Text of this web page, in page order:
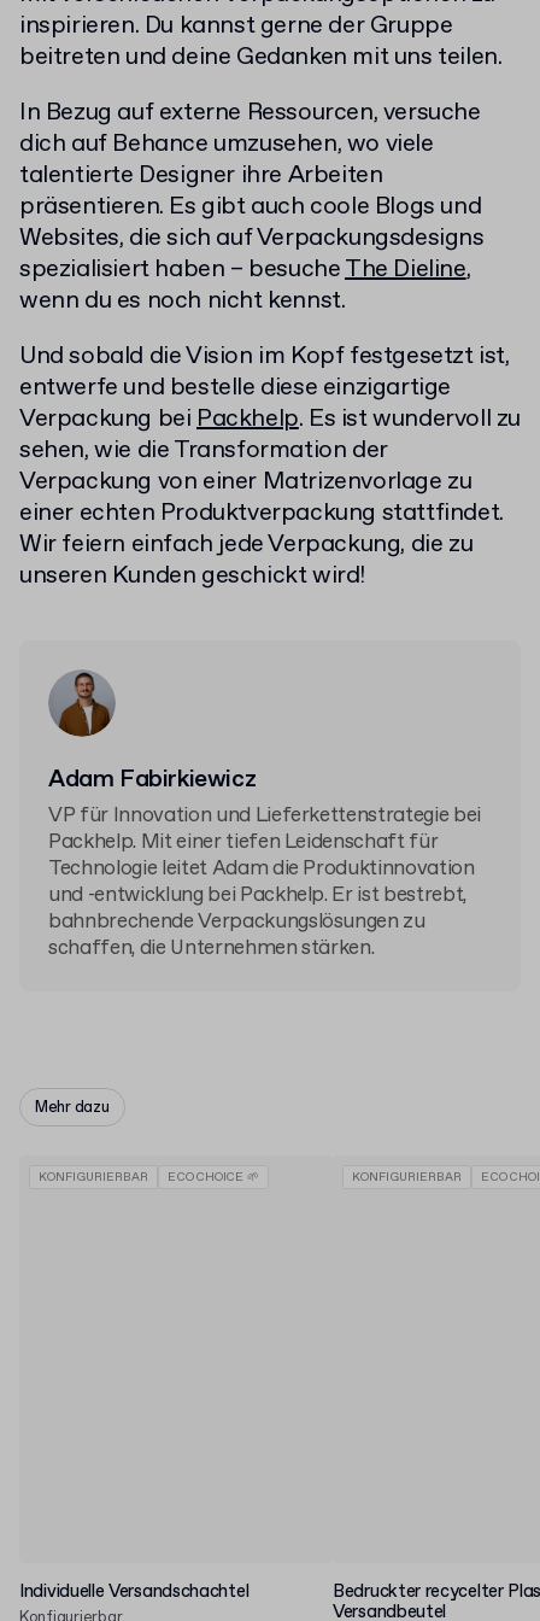
inspirieren. Du kannst gerne der Gruppe
beitreten und deine Gedanken mit uns teilen.
In Bezug auf externe Ressourcen, versuche
dich auf Behance umzusehen, wo viele
talentierte Designer ihre Arbeiten
präsentieren. Es gibt auch coole Blogs und
Websites, die sich auf Verpackungsdesigns
spezialisiert haben – besucheThe Dieline,
wenn du es noch nicht kennst.
Und sobald die Vision im Kopf festgesetzt ist,
entwerfe und bestelle diese einzigartige
Verpackung beiPackhelp. Es ist wundervoll zu
sehen, wie die Transformation der
Verpackung von einer Matrizenvorlage zu
einer echten Produktverpackung stattfindet.
Wir feiern einfach jede Verpackung, die zu
unseren Kunden geschickt wird!
Adam Fabirkiewicz
VP für Innovation und Lieferkettenstrategie bei
Packhelp. Mit einer tiefen Leidenschaft für
Technologie leitet Adam die Produktinnovation
und -entwicklung bei Packhelp. Er ist bestrebt,
bahnbrechende Verpackungslösungen zu
schaffen, die Unternehmen stärken.
Mehr dazu
KONFIGURIERBAR ECO CHOICE 🌱
Individuelle Versandschachtel
KONFIGURIERBAR ECO
Bedruckter recycelter
Versandbeutel